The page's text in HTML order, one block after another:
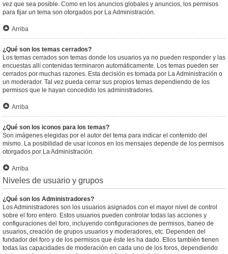
vez que sea posible. Como en los anuncios globales y anuncios, los permisos
para fijar un tema son otorgados por La Administración.
Arriba
¿Qué son los temas cerrados?
Los temas cerrados son temas donde los usuarios ya no pueden responder y las
encuestas allí contenidas terminaron automáticamente. Los temas pueden ser
cerrados por muchas razones. Esta decisión es tomada por La Administración o
un moderador. Tal vez pueda cerrar sus propios temas dependiendo de los
permisos que le hayan concedido los administradores.
Arriba
¿Qué son los iconos para los temas?
Son imágenes elegidas por el autor del tema para indicar el contenido del
mismo. La posibilidad de usar iconos en los mensajes depende de los permisos
otorgados por La Administración.
Arriba
Niveles de usuario y grupos
¿Qué son los Administradores?
Los Administradores son los usuarios asignados con el mayor nivel de control
sobre el foro entero. Estos usuarios pueden controlar todas las acciones y
configuraciones del foro, incluyendo configuraciones de permisos, baneo de
usuarios, creación de grupos usuarios y moderadores, etc. Dependen del
fundador del foro y de los permisos que éste les ha dado. Ellos también tienen
todas las capacidades de moderación en cada uno de los foros, dependiendo